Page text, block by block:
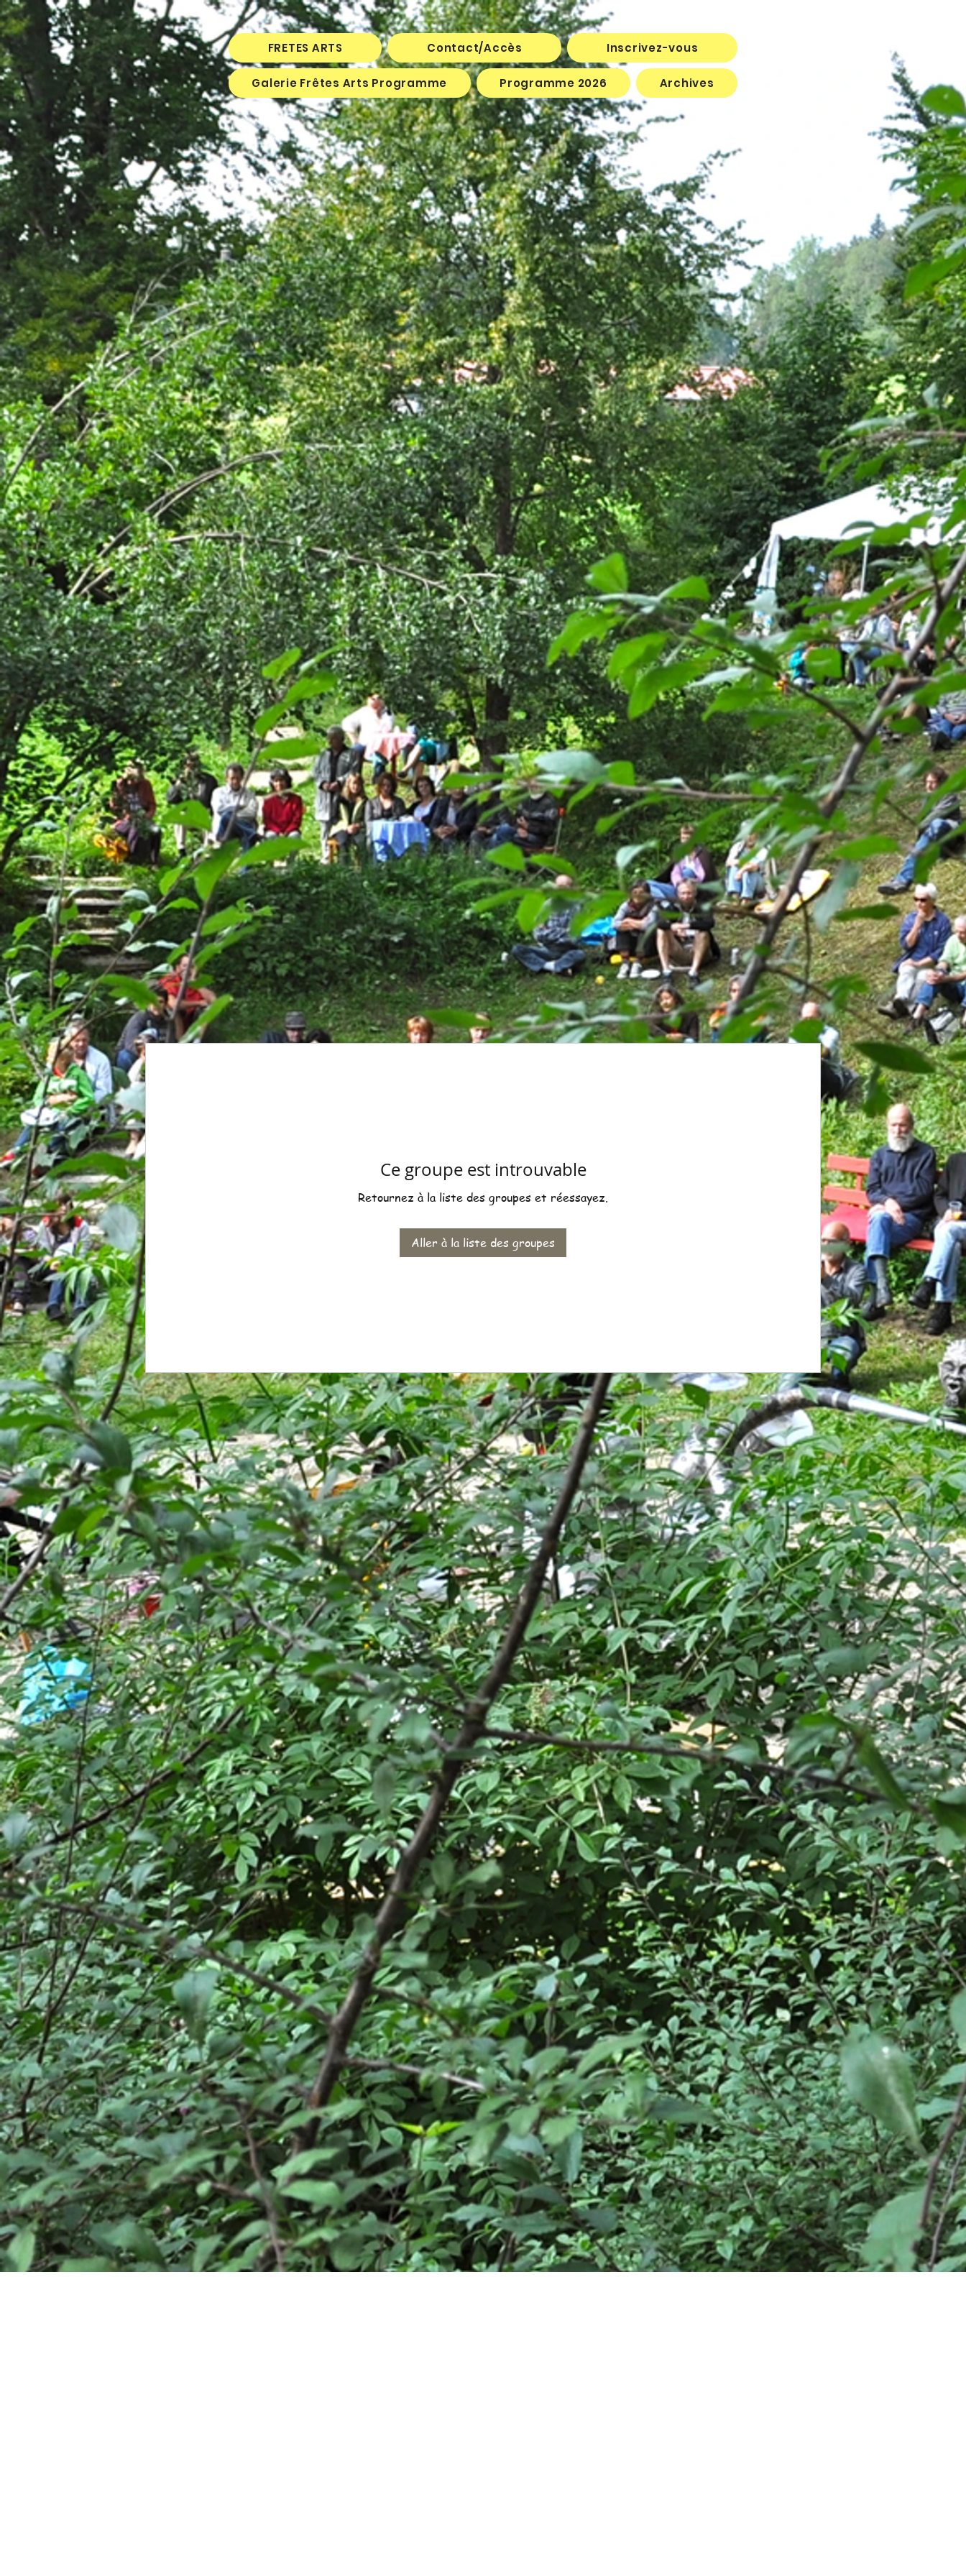
FRETES ARTS Contact/Accès Inscrivez-vous
Galerie Frêtes Arts Programme Programme 2026 Archives
Ce groupe est introuvable
Retournez à la liste des groupes et réessayez.
Aller à la liste des groupes